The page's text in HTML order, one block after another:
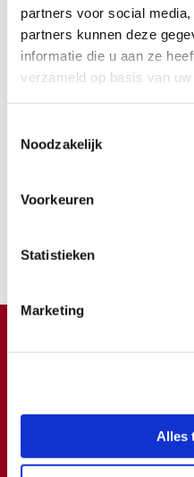
partners voor social
partners kunnen deze
informatie die u aan ze
verzameld op basis van
Noodzakelijk
Voorkeuren
Statistieken
Marketing
Alles
AAV Expertise
Word ook
Nu lid worden
Doneren ?
Meer weten over wat we